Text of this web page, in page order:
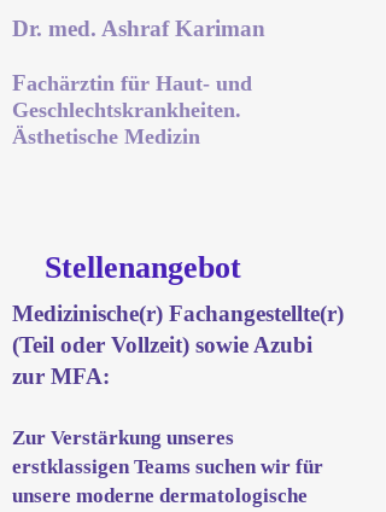
Dr. med. Ashraf Kariman
Fachärztin für Haut- und
Geschlechtskrankheiten.
Ästhetische Medizin
Stellenangebot
Medizinische(r) Fachangestellte(r)
(Teil oder Vollzeit) sowie Azubi
zur MFA:
Zur Verstärkung unseres
erstklassigen Teams suchen wir für
unsere moderne dermatologische